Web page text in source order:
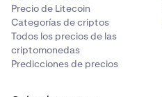
Precio de Litecoin
Categorías de criptos
Todos los precios de las
criptomonedas
Predicciones de precios